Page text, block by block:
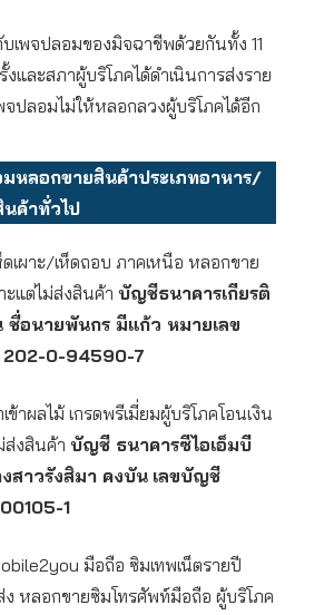
บเพจปลอมของมิจฉาชีพด้วยกันทั้ง 11
และสภาผู้บริโภคได้ดำเนินการส่งราย
จปลอมไม่ให้หลอกลวงผู้บริโภคได้อีก
มหลอกขายสินค้าประเภทอาหาร/
นค้าทั่วไป
ดเผาะ/เห็ดถอบ ภาคเหนือ หลอกขาย
ะแต่ไม่ส่งสินค้า บัญชีธนาคารเกียรติ
ชื่อนายพันกร มีแก้ว หมายเลข
0-94590-7
ข้าผลไม้ เกรดพรีเมี่ยมผู้บริโภคโอนเงิน
ส่งสินค้า บัญชี ธนาคารซีไอเอ็มบี
สาวรังสิมา คงบัน เลขบัญชี
1
มือถือ ซิมเทพเน็ตรายปี
หลอกขายซิมโทรศัพท์มือถือ ผู้บริโภค